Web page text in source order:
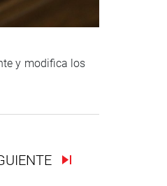
y modifica los